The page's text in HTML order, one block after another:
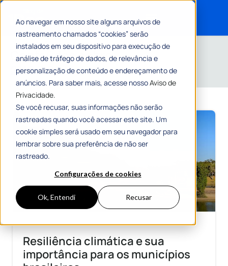
Ao navegar em nosso site alguns arquivos de
rastreamento chamados “cookies” serão
instalados em seu dispositivo para execução de
análise de tráfego de dados, de relevância e
personalização de conteúdo e endereçamento de
anúncios. Para saber mais, acesse nossoAviso de
Privacidade.
Se você recusar, suas informações não serão
rastreadas quando você acessar este site. Um
cookie simples será usado em seu navegador para
lembrar sobre sua preferência de não ser
rastreado.
Configurações de cookies
Ok, Entendi Recusar
Home »Arquivos para 2 de dezembro de 2024
Conteúdos sobre
2/12/2024
Resiliência climática e sua
importância para os municípios